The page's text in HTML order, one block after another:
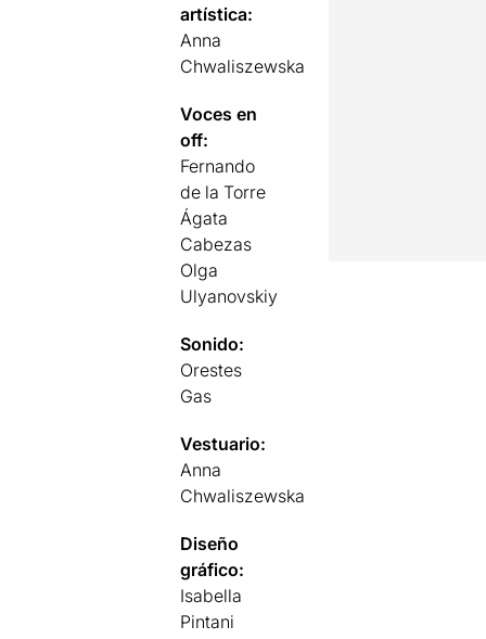
artística:
Anna
Chwaliszewska
Voces en
off:
Fernando
de la Torre
Ágata
Cabezas
Olga
Ulyanovskiy
Sonido:
Orestes
Gas
Vestuario:
Anna
Chwaliszewska
Diseño
gráfico:
Isabella
Pintani